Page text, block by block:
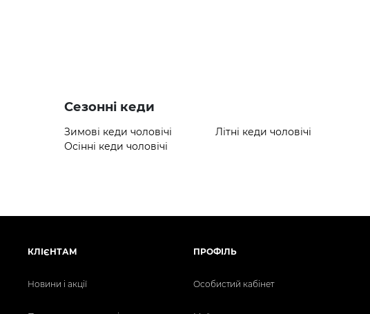
Сезонні кеди
Зимові кеди чоловічі
Літні кеди чоловічі
Осінні кеди чоловічі
КЛІЄНТАМ
Новини і акції
ПРОФІЛЬ
Особистий кабінет